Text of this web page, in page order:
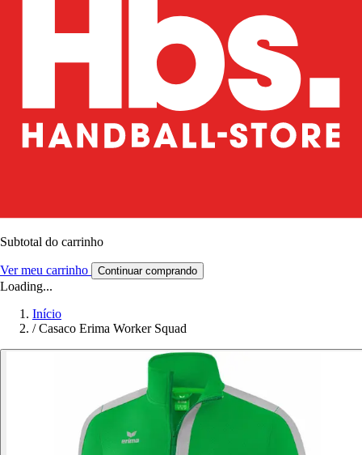
Subtotal do carrinho
Ver meu carrinho Continuar comprando
Loading...
Início
/ Casaco Erima Worker Squad